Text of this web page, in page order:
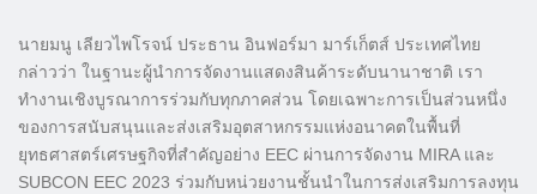
นายมนู เลียวไพโรจน์ ประธาน อินฟอร์มา มาร์เก็ตส์ ประเทศไทย
กล่าวว่า ในฐานะผู้นำการจัดงานแสดงสินค้าระดับนานาชาติ เรา
ทำงานเชิงบูรณาการร่วมกับทุกภาคส่วน โดยเฉพาะการเป็นส่วนหนึ่ง
ของการสนับสนุนและส่งเสริมอุตสาหกรรมแห่งอนาคตในพื้นที่
ยุทธศาสตร์เศรษฐกิจที่สำคัญอย่าง EEC ผ่านการจัดงาน MIRA และ
SUBCON EEC 2023 ร่วมกับหน่วยงานชั้นนำในการส่งเสริมการลงทุน